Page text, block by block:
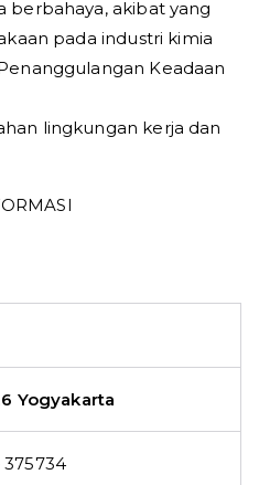
berbahaya, akibat yang
pada industri kimia
Keadaan
lingkungan kerja dan
Yogyakarta
375734